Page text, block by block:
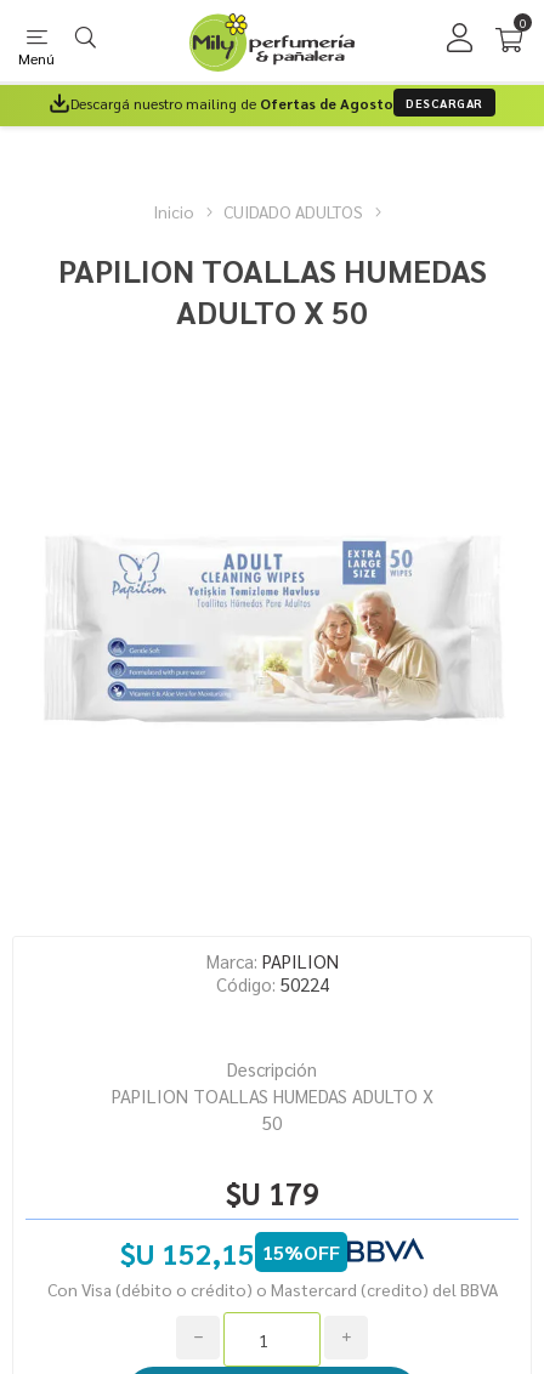
Menú
0
Descargá nuestro mailing de Ofertas de Agosto DESCARGAR
Inicio CUIDADO ADULTOS
PAPILION TOALLAS HUMEDAS
ADULTO X 50
Marca: PAPILION
Código: 50224
Descripción
PAPILION TOALLAS HUMEDAS ADULTO X
50
$U 179
$U 152,15 15%OFF
Con Visa (débito o crédito) o Mastercard (credito) del BBVA
i
h